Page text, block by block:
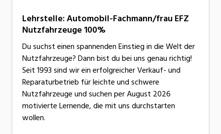
Lehrstelle: Automobil-Fachmann/frau EFZ
Nutzfahrzeuge 100%
Du suchst einen spannenden Einstieg in die Welt der
Nutzfahrzeuge? Dann bist du bei uns genau richtig!
Seit 1993 sind wir ein erfolgreicher Verkauf- und
Reparaturbetrieb für leichte und schwere
Nutzfahrzeuge und suchen per August 2026
motivierte Lernende, die mit uns durchstarten
wollen.